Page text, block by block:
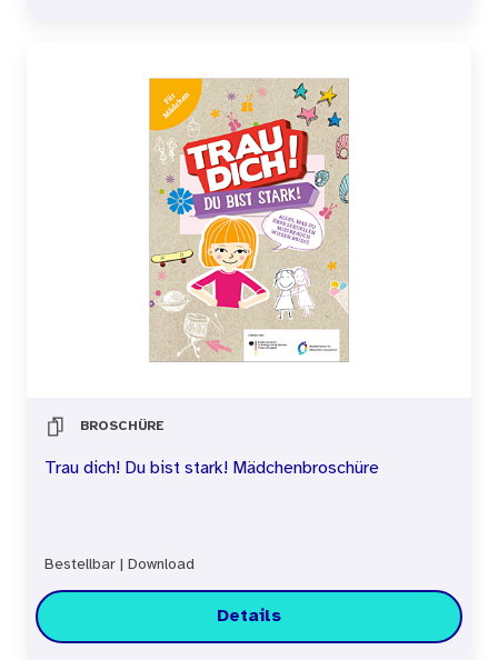
BROSCHÜRE
Trau dich! Du bist stark! Mädchenbroschüre
Bestellbar Download
Details